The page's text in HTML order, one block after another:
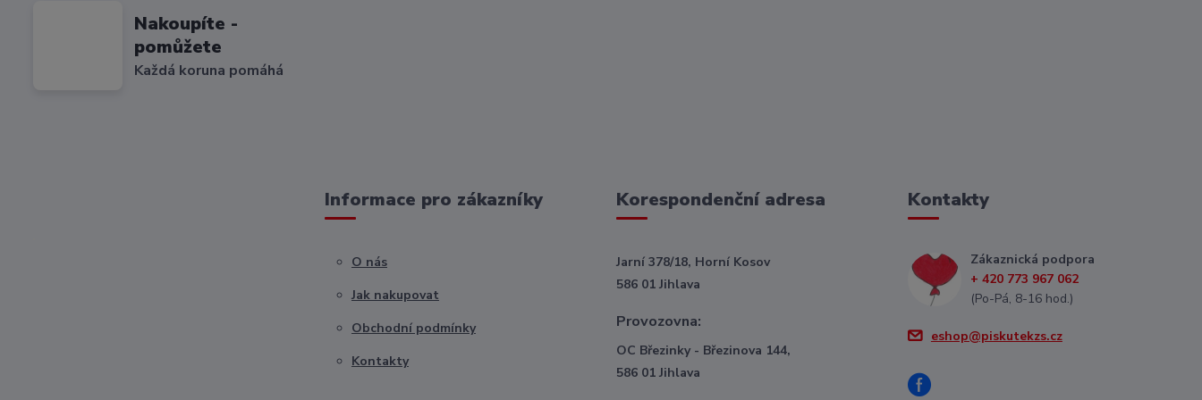
Nakoupíte -
pomůžete
Každá koruna pomáhá
Informace pro zákazníky
O nás
Jak nakupovat
Obchodní podmínky
Kontakty
Korespondenční adresa
Jarní 378/18, Horní Kosov
586 01 Jihlava
Provozovna:
OC Březinky - Březinova 144,
586 01 Jihlava
Kontakty
Zákaznická podpora
+ 420 773 967 062
(Po-Pá, 8-16 hod.)
eshop@piskutekzs.cz